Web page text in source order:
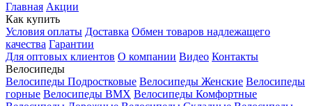
Главная Акции
Как купить
Условия оплаты Доставка Обмен товаров надлежащего
качества Гарантии
Для оптовых клиентов О компании Видео Контакты
Велосипеды
Велосипеды Подростковые Велосипеды Женские Велосипеды
горные Велосипеды BMX Велосипеды Комфортные